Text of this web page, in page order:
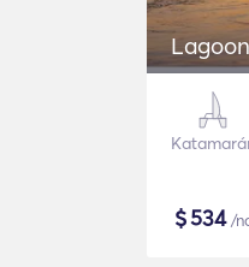
$534/